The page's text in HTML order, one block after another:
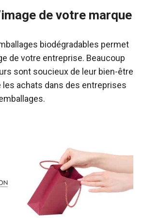
de votre marque
biodégradables permet
de votre entreprise. Beaucoup
sont soucieux de leur bien-être
achats dans des entreprises